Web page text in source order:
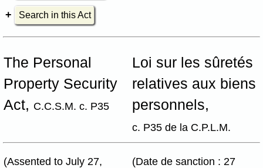
Search in this Act
The Personal
Property Security
Act, C.C.S.M. c. P35
Loi sur les sûretés
relatives aux biens
personnels,
c. P35 de la C.P.L.M.
(Assented to July 27,
(Date de sanction : 27